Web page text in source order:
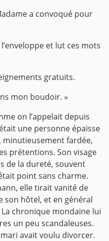
a convoqué pour
et lut ces mots
gratuits.
mon boudoir. »
on l’appelait depuis
une personne épaisse
fardée,
prétentions. Son visage
de la dureté, souvent
point sans charme.
elle tirait vanité de
son hôtel, et en général
chronique mondaine lui
un peu scandaleuses.
avait voulu divorcer.